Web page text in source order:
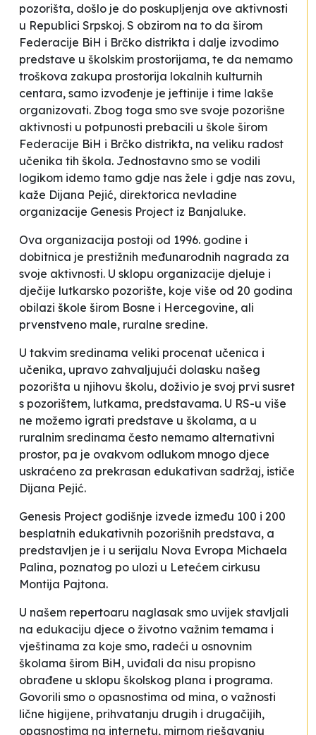
pozorišta, došlo je do poskupljenja ove aktivnosti
u Republici Srpskoj. S obzirom na to da širom
Federacije BiH i Brčko distrikta i dalje izvodimo
predstave u školskim prostorijama, te da nemamo
troškova zakupa prostorija lokalnih kulturnih
centara, samo izvođenje je jeftinije i time lakše
organizovati. Zbog toga smo sve svoje pozorišne
aktivnosti u potpunosti prebacili u škole širom
Federacije BiH i Brčko distrikta, na veliku radost
učenika tih škola. Jednostavno smo se vodili
logikom idemo tamo gdje nas žele i gdje nas zovu,
kaže Dijana Pejić, direktorica nevladine
organizacije Genesis Project iz Banjaluke.
Ova organizacija postoji od 1996. godine i
dobitnica je prestižnih međunarodnih nagrada za
svoje aktivnosti. U sklopu organizacije djeluje i
dječije lutkarsko pozorište, koje više od 20 godina
obilazi škole širom Bosne i Hercegovine, ali
prvenstveno male, ruralne sredine.
U takvim sredinama veliki procenat učenica i
učenika, upravo zahvaljujući dolasku našeg
pozorišta u njihovu školu, doživio je svoj prvi susret
s pozorištem, lutkama, predstavama. U RS-u više
ne možemo igrati predstave u školama, a u
ruralnim sredinama često nemamo alternativni
prostor, pa je ovakvom odlukom mnogo djece
uskraćeno za prekrasan edukativan sadržaj, ističe
Dijana Pejić.
Genesis Project godišnje izvede između 100 i 200
besplatnih edukativnih pozorišnih predstava, a
predstavljen je i u serijalu Nova Evropa Michaela
Palina, poznatog po ulozi u Letećem cirkusu
Montija Pajtona.
U našem repertoaru naglasak smo uvijek stavljali
na edukaciju djece o životno važnim temama i
vještinama za koje smo, radeći u osnovnim
školama širom BiH, uviđali da nisu propisno
obrađene u sklopu školskog plana i programa.
Govorili smo o opasnostima od mina, o važnosti
lične higijene, prihvatanju drugih i drugačijih,
opasnostima na internetu, mirnom rješavanju